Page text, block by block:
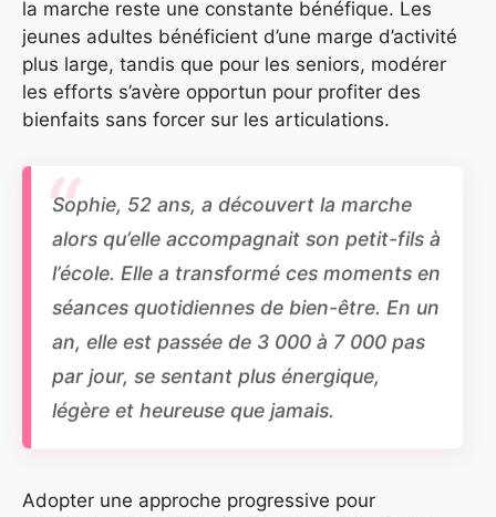
la marche reste une constante bénéfique. Les
jeunes adultes bénéficient d’une marge d’activité
plus large, tandis que pour les seniors, modérer
les efforts s’avère opportun pour profiter des
bienfaits sans forcer sur les articulations.
Sophie, 52 ans, a découvert la marche
alors qu’elle accompagnait son petit-fils à
l’école. Elle a transformé ces moments en
séances quotidiennes de bien-être. En un
an, elle est passée de 3 000 à 7 000 pas
par jour, se sentant plus énergique,
légère et heureuse que jamais.
Adopter une approche progressive pour